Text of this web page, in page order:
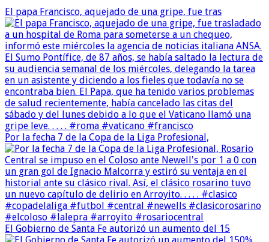
El papa Francisco, aquejado de una gripe, fue tras
Por la fecha 7 de la Copa de la Liga Profesional,
El Gobierno de Santa Fe autorizó un aumento del 15